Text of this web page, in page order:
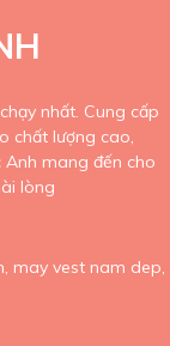
nhất. Cung cấp
chất lượng cao,
mang đến cho
lòng
may vest nam dep,